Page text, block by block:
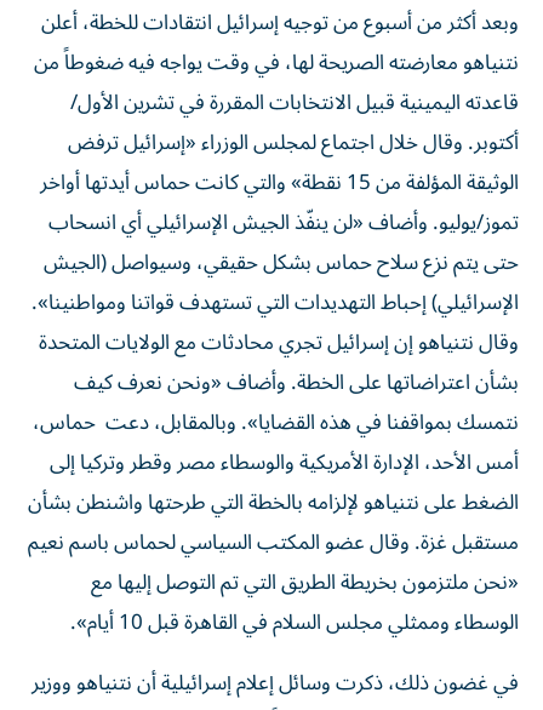
وبعد أكثر من أسبوع من توجيه إسرائيل انتقادات للخطة، أعلن
نتنياهو معارضته الصريحة لها، في وقت يواجه فيه ضغوطاً من
قاعدته اليمينية قبيل الانتخابات المقررة في تشرين الأول/
أكتوبر. وقال خلال اجتماع لمجلس الوزراء «إسرائيل ترفض
الوثيقة المؤلفة من 15 نقطة» والتي كانت حماس أيدتها أواخر
تموز/يوليو. وأضاف «لن ينفّذ الجيش الإسرائيلي أي انسحاب
حتى يتم نزع سلاح حماس بشكل حقيقي، وسيواصل (الجيش
الإسرائيلي) إحباط التهديدات التي تستهدف قواتنا ومواطنينا».
وقال نتنياهو إن إسرائيل تجري محادثات مع الولايات المتحدة
بشأن اعتراضاتها على الخطة. وأضاف «ونحن نعرف كيف
نتمسك بمواقفنا في هذه القضايا». وبالمقابل، دعت حماس،
أمس الأحد، الإدارة الأمريكية والوسطاء مصر وقطر وتركيا إلى
الضغط على نتنياهو لإلزامه بالخطة التي طرحتها واشنطن بشأن
مستقبل غزة. وقال عضو المكتب السياسي لحماس باسم نعيم
«نحن ملتزمون بخريطة الطريق التي تم التوصل إليها مع
الوسطاء وممثلي مجلس السلام في القاهرة قبل 10 أيام».
في غضون ذلك، ذكرت وسائل إعلام إسرائيلية أن نتنياهو ووزير